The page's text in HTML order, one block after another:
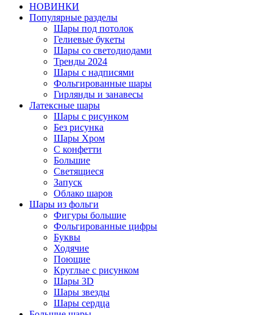
НОВИНКИ
Популярные разделы
Шары под потолок
Гелиевые букеты
Шары со светодиодами
Тренды 2024
Шары с надписями
Фольгированные шары
Гирлянды и занавесы
Латексные шары
Шары с рисунком
Без рисунка
Шары Хром
C конфетти
Большие
Светящиеся
Запуск
Облако шаров
Шары из фольги
Фигуры большие
Фольгированные цифры
Буквы
Ходячие
Поющие
Круглые с рисунком
Шары 3D
Шары звезды
Шары сердца